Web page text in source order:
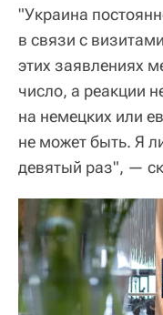
"Украина
в связи с
этих заявлениях
число, а реакции
на немецких или
не может быть. Я
девятый раз", —